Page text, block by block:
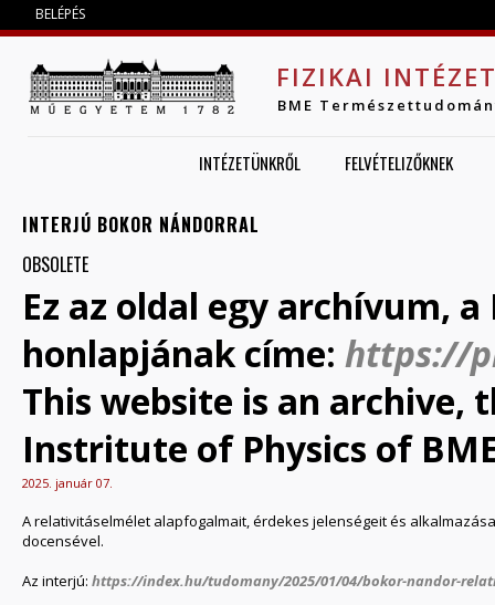
BELÉPÉS
FIZIKAI
BME
INTÉZETÜNKRŐL FELVÉTELIZŐKNEK
INTERJÚ BOKOR NÁNDORRAL
OBSOLETE
Ez az oldal egy archívum,
honlapjának címe: https://
This website is an archive,
Instritute of Physics of
2025. január 07.
A relativitáselmélet alapfogalmait, érdekes jelenségeit és
docensével.
Az interjú: https://index.hu/tudomany/2025/01/04/bokor-nandor-